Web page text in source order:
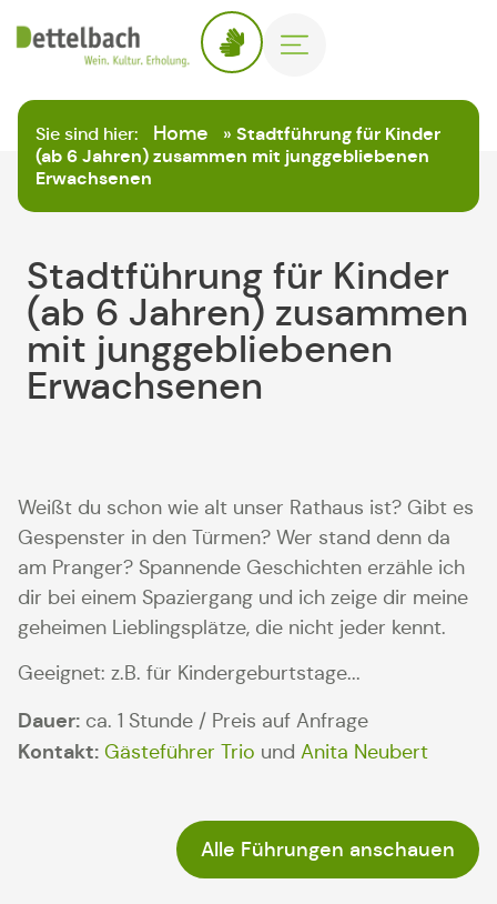
Sie sind hier: Home » Stadtführung für Kinder
(ab 6 Jahren) zusammen mit junggebliebenen
Erwachsenen
Stadtführung für Kinder
(ab 6 Jahren) zusammen
mit junggebliebenen
Erwachsenen
Weißt du schon wie alt unser Rathaus ist? Gibt es
Gespenster in den Türmen? Wer stand denn da
am Pranger? Spannende Geschichten erzähle ich
dir bei einem Spaziergang und ich zeige dir meine
geheimen Lieblingsplätze, die nicht jeder kennt.
Geeignet: z.B. für Kindergeburtstage...
Dauer: ca. 1 Stunde / Preis auf Anfrage
Kontakt: Gästeführer Trio und Anita Neubert
Alle Führungen anschauen